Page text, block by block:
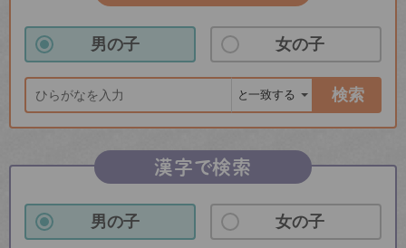
男の子 女の子
検索
漢字で検索
男の子 女の子